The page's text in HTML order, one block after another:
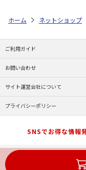
ホーム ネットショップ
ご利用ガイド
お問い合わせ
サイト運営会社について
プライバシーポリシー
SNSでお得な情報